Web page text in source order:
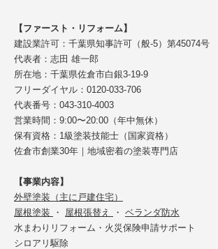
【ファースト・リフォーム】
建設業許可：千葉県知事許可（般-5）第45074号
代表者：志田 雄一郎
所在地：千葉県佐倉市白銀3-19-9
フリーダイヤル：0120-033-706
代表番号：043-310-4003
営業時間：9:00〜20:00（年中無休）
保有資格：1級塗装技能士（国家資格）
佐倉市創業30年｜地域密着の塗装専門店
【事業内容】
外壁塗装（主に戸建住宅）
屋根塗装
・ 屋根張替え ・ ベランダ防水
水まわりリフォーム・火災保険申請サポート
シロアリ駆除